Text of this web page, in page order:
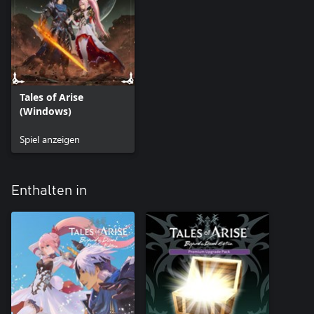
Artes über die Fertigkeiten-Matrix erlernen.
*Du kannst dir die Kampfmusik anhören und in den Einstellungen
festlegen, welche du bevorzugst.
Tales of Arise
(Windows)
Spiel anzeigen
Enthalten in